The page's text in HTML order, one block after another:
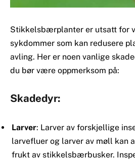
Stikkelsbærplanter er utsatt for
sykdommer som kan redusere
avling. Her er noen vanlige
du bør være oppmerksom på:
Skadedyr:
Larver: Larver av forskjellige
larvefluer og larver av møll kan
frukt av stikkelsbærbusker.